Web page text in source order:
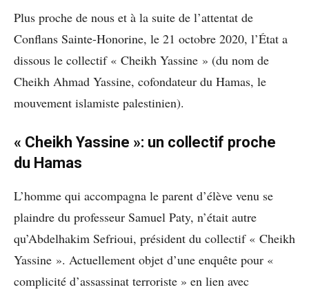
Plus proche de nous et à la suite de l’attentat de
Conflans Sainte-Honorine, le 21 octobre 2020, l’État a
dissous le collectif « Cheikh Yassine » (du nom de
Cheikh Ahmad Yassine, cofondateur du Hamas, le
mouvement islamiste palestinien).
« Cheikh Yassine »: un collectif proche
du Hamas
L’homme qui accompagna le parent d’élève venu se
plaindre du professeur Samuel Paty, n’était autre
qu’Abdelhakim Sefrioui, président du collectif « Cheikh
Yassine ». Actuellement objet d’une enquête pour «
complicité d’assassinat terroriste » en lien avec